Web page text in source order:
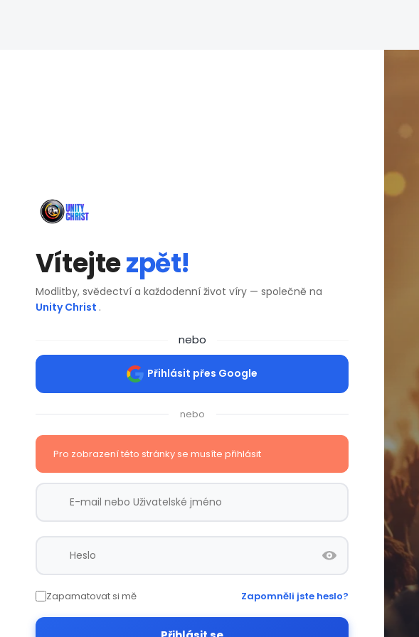
Vítejtezpět!
Modlitby, svědectví a každodenní život víry — společně na
Unity Christ .
nebo
Přihlásit přes Google
nebo
Pro zobrazení této stránky se musíte přihlásit
Zapamatovat si mě Zapomněli jste heslo?